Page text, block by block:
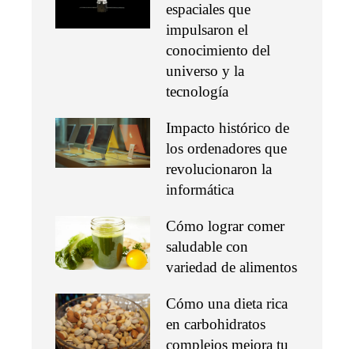
espaciales que
impulsaron el
conocimiento del
universo y la
tecnología
Impacto histórico de
los ordenadores que
revolucionaron la
informática
Cómo lograr comer
saludable con
variedad de alimentos
Cómo una dieta rica
en carbohidratos
complejos mejora tu